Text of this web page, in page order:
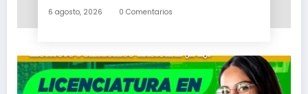
6 agosto, 2026 0 Comentarios